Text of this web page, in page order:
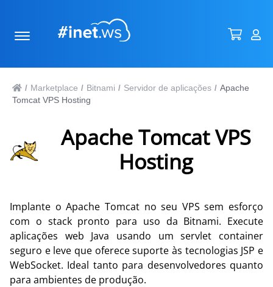
/ Marketplace / Bitnami / Servidor de aplicações / Apache
Tomcat VPS Hosting
Apache Tomcat VPS
Hosting
Implante o Apache Tomcat no seu VPS sem esforço
com o stack pronto para uso da Bitnami. Execute
aplicações web Java usando um servlet container
seguro e leve que oferece suporte às tecnologias JSP e
WebSocket. Ideal tanto para desenvolvedores quanto
para ambientes de produção.